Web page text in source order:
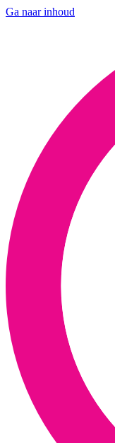
Ga naar inhoud